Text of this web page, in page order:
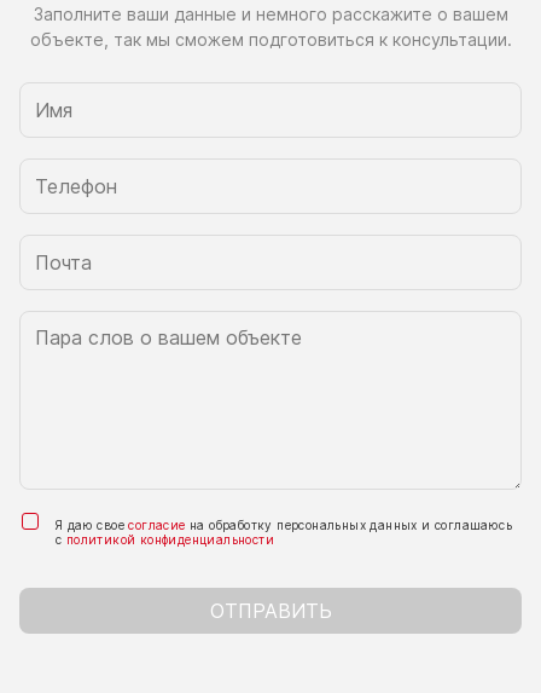
Заполните ваши данные и немного расскажите о вашем
объекте, так мы сможем подготовиться к консультации.
Я даю своесогласие на обработку персональных данных и соглашаюсь
с политикой конфиденциальности
ОТПРАВИТЬ